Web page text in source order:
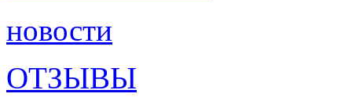
новости
ОТЗЫВЫ